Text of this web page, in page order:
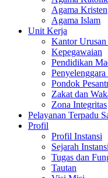
Agama Kristen
Agama Islam
Unit Kerja
Kantor Urusan
Kepegawaian
Pendidikan
Pondok
Zakat dan
Zona Integritas
Pelayanan Terpadu
Profil
Profil Instansi
Sejarah
Tugas dan
Tautan